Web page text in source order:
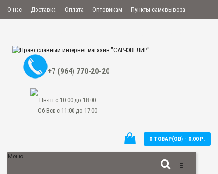
О нас Доставка Оплата Оптовикам Пункты самовывоза
+7 (964) 770-20-20
Пн-пт с 10:00 до 18:00
Сб-Вск с 11:00 до 17:00
0 ТОВАР(ОВ) - 0.00 Р.
Меню